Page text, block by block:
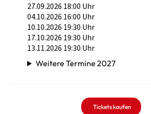
27.09.2026 18:00 Uhr
04.10.2026 16:00 Uhr
10.10.2026 19:30 Uhr
17.10.2026 19:30 Uhr
13.11.2026 19:30 Uhr
Weitere Termine 2027
Tickets kaufen